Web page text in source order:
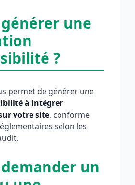
une
?
permet de générer une
à intégrer
votre site, conforme
selon les
un